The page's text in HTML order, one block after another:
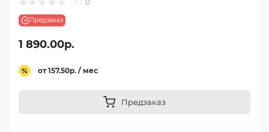
0
Предзаказ
1 890.00р.
% от 157.50р. / мес
Предзаказ